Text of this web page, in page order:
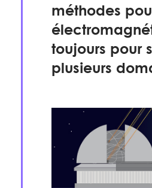
méthodes
toujours pour
plusieurs